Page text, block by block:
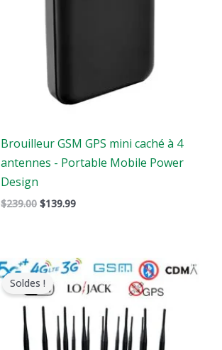
Brouilleur GSM GPS mini caché à 4
antennes - Portable Mobile Power
Design
$239.00 $139.99
Soldes !
Le
prix
original
$1,899.00.
Le
prix
actuel
$1,166.99.